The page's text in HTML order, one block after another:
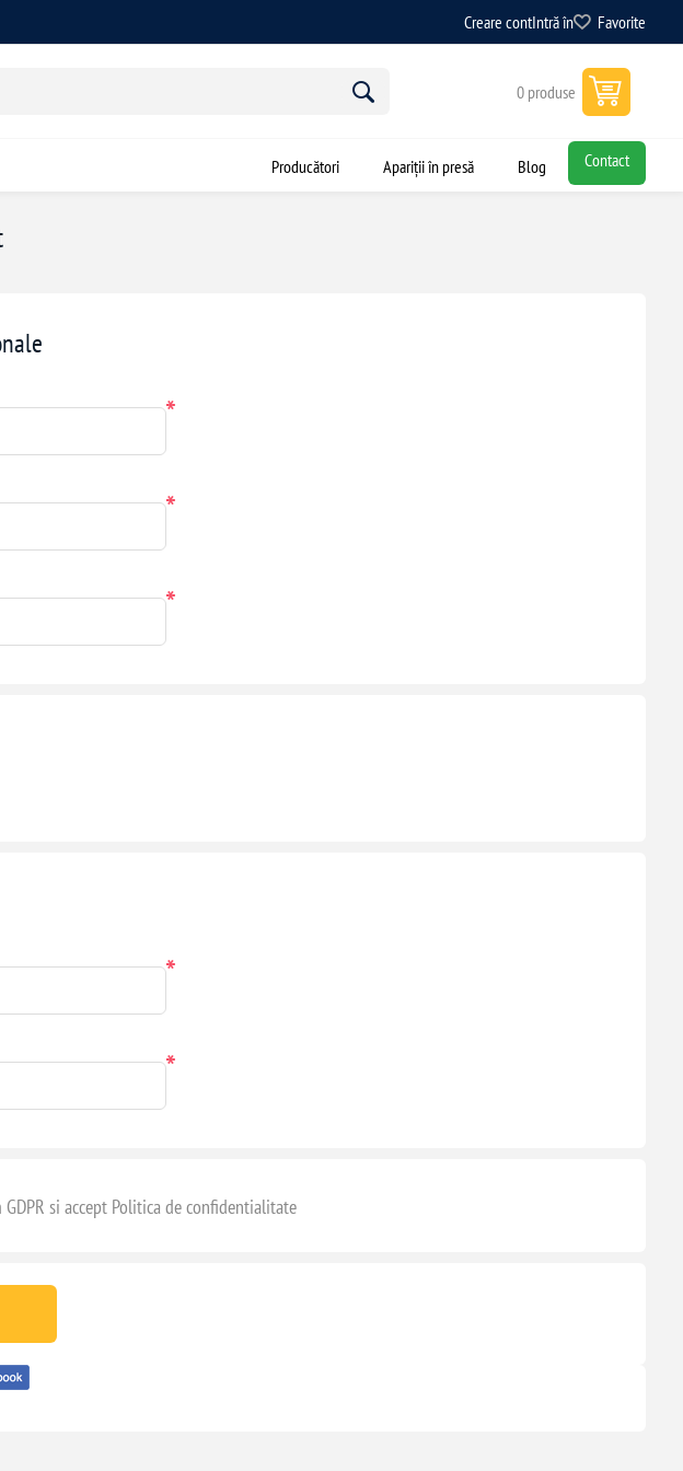
Creare contIntră în Favorite
0 produse
Producători Apariții în presă Blog Contact
*
*
*
*
*
si accept Politica de confidentialitate